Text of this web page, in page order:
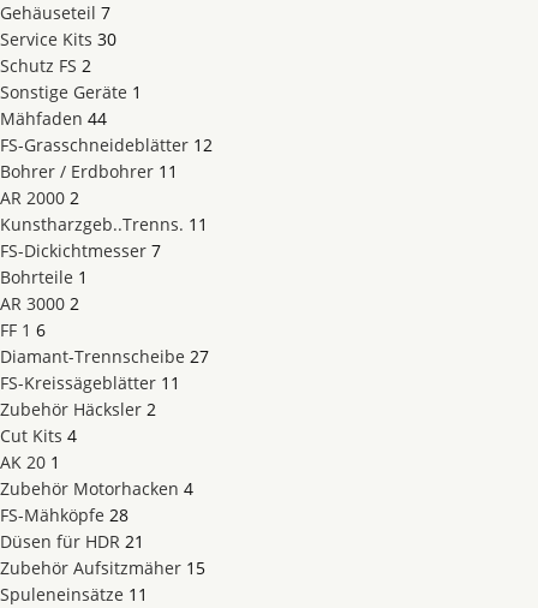
Gehäuseteil 7
Service Kits 30
Schutz FS 2
Sonstige Geräte 1
Mähfaden 44
FS-Grasschneideblätter 12
Bohrer / Erdbohrer 11
AR 2000 2
Kunstharzgeb..Trenns. 11
FS-Dickichtmesser 7
Bohrteile 1
AR 3000 2
FF 1 6
Diamant-Trennscheibe 27
FS-Kreissägeblätter 11
Zubehör Häcksler 2
Cut Kits 4
AK 20 1
Zubehör Motorhacken 4
FS-Mähköpfe 28
Düsen für HDR 21
Zubehör Aufsitzmäher 15
Spuleneinsätze 11